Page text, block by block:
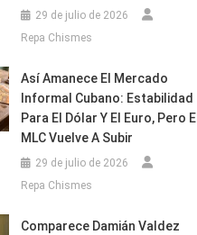
29 de julio de 2026
Repa Chismes
Así Amanece El Mercado
Informal Cubano: Estabilidad
Para El Dólar Y El Euro, Pero El
MLC Vuelve A Subir
29 de julio de 2026
Repa Chismes
Comparece Damián Valdez